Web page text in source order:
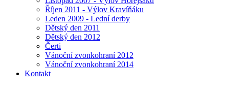
Říjen 2011 - Výlov Kravíňáku
Leden 2009 - Lední derby
Dětský den 2011
Dětský den 2012
Čerti
Vánoční zvonkohraní 2012
Vánoční zvonkohraní 2014
Kontakt